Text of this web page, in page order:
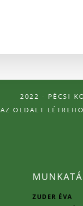
2022 - PÉCSI
AZ OLDALT
ZUDER ÉVA